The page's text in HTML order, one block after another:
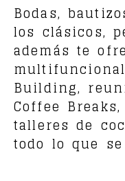
Bodas,
los clásicos,
además te
Building,
Coffee
talleres de
todo lo que